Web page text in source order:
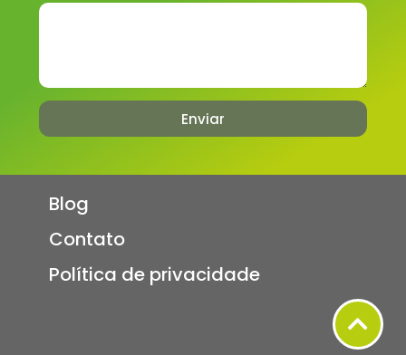
Enviar
Blog
Contato
Política de privacidade